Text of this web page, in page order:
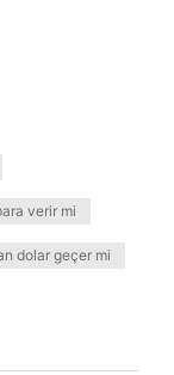
verir mi
dolar geçer mi